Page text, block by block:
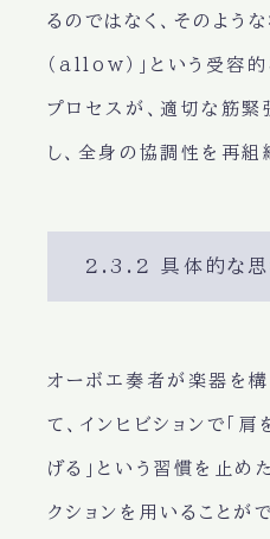
るのではなく、そのよう
（allow）」という受容
プロセスが、適切な筋
し、全身の協調性を再組
2.3.2 具体的な思
オーボエ奏者が楽器を
て、インヒビションで「
げる」という習慣を止め
クションを用いることがで